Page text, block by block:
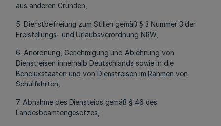
aus anderen Gründen,
5. Dienstbefreiung zum Stillen gemäß § 3 Nummer 3 der
Freistellungs- und Urlaubsverordnung NRW,
6. Anordnung, Genehmigung und Ablehnung von
Dienstreisen innerhalb Deutschlands sowie in die
Beneluxstaaten und von Dienstreisen im Rahmen von
Schulfahrten,
7. Abnahme des Diensteids gemäß § 46 des
Landesbeamtengesetzes,